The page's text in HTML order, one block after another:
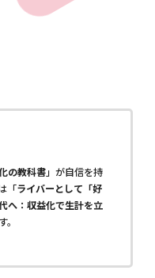
の教科書」が自信を持
「ライバーとして「好
へ：収益化で生計を立
。